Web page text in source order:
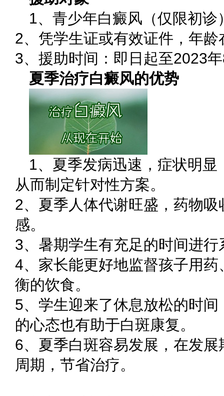
1、青少年白癜风（仅限初诊
2、凭学生证或有效证件，年龄
3、援助时间：即日起至2023
夏季治疗白癜风的优势
1、夏季发病迅速，症状明
从而制定针对性方案。
2、夏季人体代谢旺盛，药物
感。
3、暑期学生有充足的时间进
4、家长能更好地监督孩子用
衡的饮食。
5、学生迎来了休息放松的时
的心态也有助于白斑康复。
6、夏季白斑容易发展，在发
周期，节省治疗。